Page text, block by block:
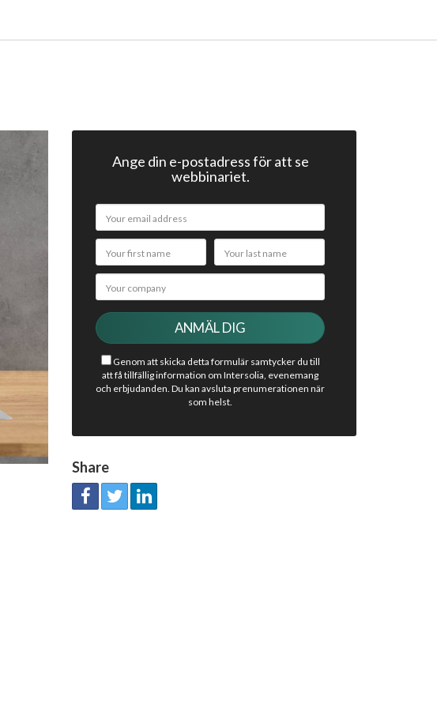
Ange din e-postadress för att se
webbinariet.
Genom att skicka detta formulär samtycker du till
att få tillfällig information om Intersolia, evenemang
och erbjudanden. Du kan avsluta prenumerationen när
som helst.
Share